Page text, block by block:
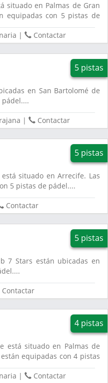
situado en Palmas de Gran
equipadas con 5 pistas de
| Contactar
5 pistas
en San Bartolomé de
| Contactar
5 pistas
situado en Arrecife. Las
5 pistas de pádel....
Contactar
5 pistas
7 Stars están ubicadas en
Contactar
4 pistas
está situado en Palmas de
equipadas con 4 pistas
| Contactar